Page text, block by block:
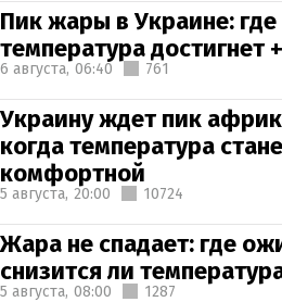
Пик жары в Украине: где
температура достигнет
6 августа, 06:40 761
Украину ждет пик
когда температура
комфортной
5 августа, 20:00 10724
Жара не спадает: где
снизится ли
5 августа, 08:00 1287